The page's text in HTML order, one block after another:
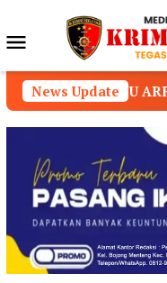
konten Menu
Mobile
News Update
KELUARGA